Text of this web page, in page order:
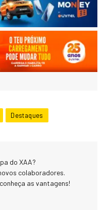
Destaques
do XAA?
colaboradores.
as vantagens!